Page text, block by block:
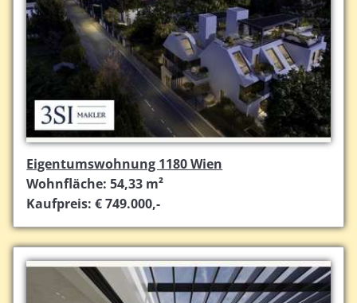
Eigentumswohnung 1180 Wien
Wohnfläche: 54,33 m²
Kaufpreis: € 749.000,-